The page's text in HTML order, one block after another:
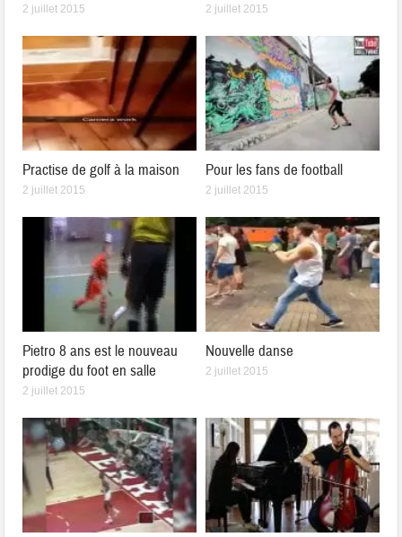
2 juillet 2015 2 juillet 2015
Practise de golf à la maison
2 juillet 2015
Pour les fans de football
2 juillet 2015
Pietro 8 ans est le nouveau
prodige du foot en salle
2 juillet 2015
Nouvelle danse
2 juillet 2015